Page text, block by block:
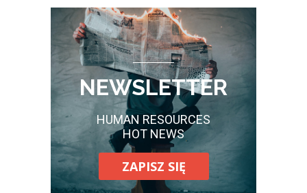
NEWSLETTER
HUMAN RESOURCES
HOT NEWS
ZAPISZ SIĘ